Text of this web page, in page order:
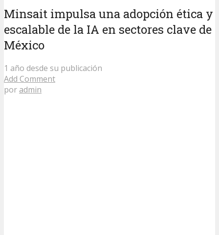
Minsait impulsa una adopción ética y
escalable de la IA en sectores clave de
México
1 año desde su publicación
Add Comment
poradmin